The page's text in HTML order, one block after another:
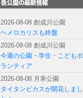
2026-08-08 創成川公園
ヘメロカリスも終盤
2026-08-08 創成川公園
今週の公園・学生・こどもボ
ランティア
2026-08-08 月寒公園
タイタンビカスが開花しまし